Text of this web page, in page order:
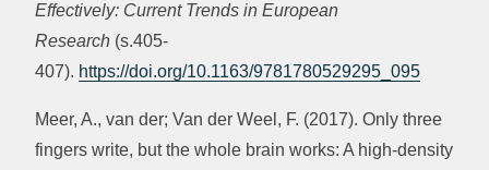
Effectively: Current Trends in European
Research (s.405-
407). https://doi.org/10.1163/9781780529295_095
Meer, A., van der; Van der Weel, F. (2017). Only three
fingers write, but the whole brain works: A high-density